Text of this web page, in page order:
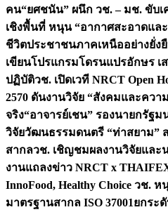
คน“ยศชนัน” ผนึก วช. – มช. ขับ
เชิงพื้นที่ หนุน “อากาศสะอาดแ
ชีวิตประชาชนภาคเหนืออย่างยั่ง
เขียนโปรแกรมโดรนแปรอักษร
ปฏิบัติวช. เปิดเวที NRCT Open
2570 ดันงานวิจัย “สังคมและคว
จริง“อาจารย์เชน” รองนายกรัฐ
วิจัยวัฒนธรรมดนตรี “ท่าสยาม”
สากลวช. เชิญชมผลงานวิจัยแล
งานแถลงข่าว NRCT x
InnoFood, Healthy Choice วช. ห
มาตรฐานสากล ISO 37001ยกระ